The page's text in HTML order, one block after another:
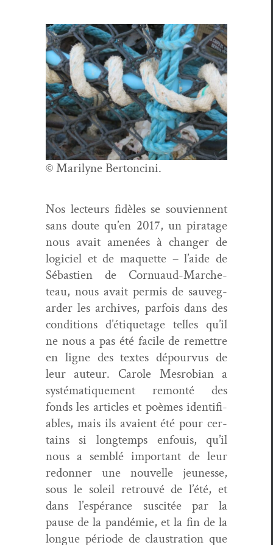
© Mar­i­lyne Bertoncini.
Nos lecteurs fidèles se sou­vi­en­nent
sans doute qu’en 2017, un piratage
nous avait amenées à chang­er de
logi­ciel et de maque­tte – l’aide de
Sébastien de Cor­nu­aud-Mar­che­
teau, nous avait per­mis de sauve­g­
arder les archives, par­fois dans des
con­di­tions d’étiquetage telles qu’il
ne nous a pas été facile de remet­tre
en ligne des textes dépourvus de
leur auteur. Car­ole Mes­ro­bian a
sys­té­ma­tique­ment remon­té des
fonds les arti­cles et poèmes iden­ti­fi­
ables, mais ils avaient été pour cer­
tains si longtemps enfouis, qu’il
nous a sem­blé impor­tant de leur
redonner une nou­velle jeunesse,
sous le soleil retrou­vé de l’été, et
dans l’espérance sus­citée par la
pause de la pandémie, et la fin de la
longue péri­ode de claus­tra­tion que